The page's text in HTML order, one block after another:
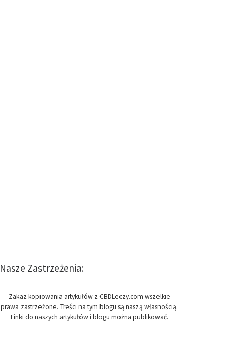
Nasze Zastrzeżenia:
Zakaz kopiowania artykułów z CBDLeczy.com wszelkie
prawa zastrzeżone. Treści na tym blogu są naszą własnością.
Linki do naszych artykułów i blogu można publikować.